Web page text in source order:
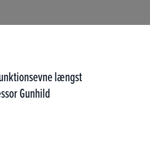
længst
Gunhild